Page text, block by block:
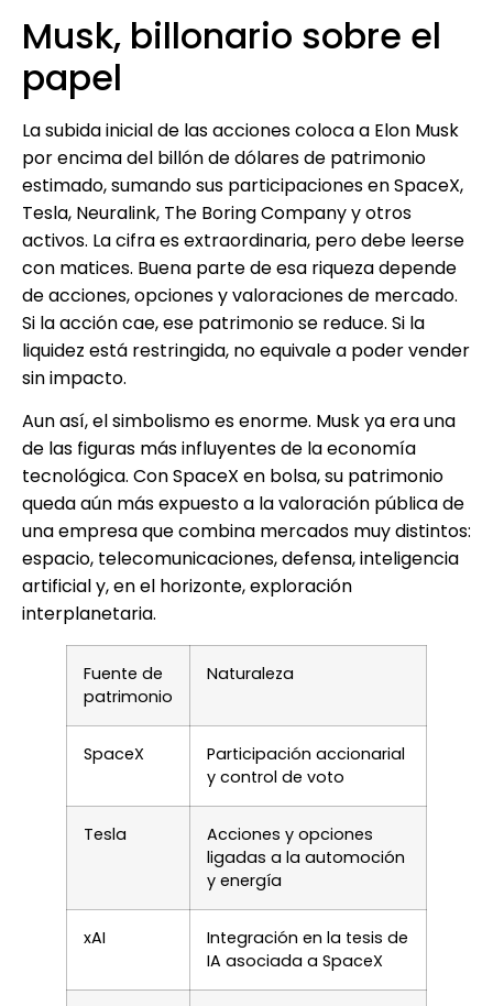
Musk, billonario sobre el
papel
La subida inicial de las acciones coloca a Elon Musk
por encima del billón de dólares de patrimonio
estimado, sumando sus participaciones en SpaceX,
Tesla, Neuralink, The Boring Company y otros
activos. La cifra es extraordinaria, pero debe leerse
con matices. Buena parte de esa riqueza depende
de acciones, opciones y valoraciones de mercado.
Si la acción cae, ese patrimonio se reduce. Si la
liquidez está restringida, no equivale a poder vender
sin impacto.
Aun así, el simbolismo es enorme. Musk ya era una
de las figuras más influyentes de la economía
tecnológica. Con SpaceX en bolsa, su patrimonio
queda aún más expuesto a la valoración pública de
una empresa que combina mercados muy distintos:
espacio, telecomunicaciones, defensa, inteligencia
artificial y, en el horizonte, exploración
interplanetaria.
Fuente de
patrimonio
Naturaleza
SpaceX
Participación accionarial
y control de voto
Tesla
Acciones y opciones
ligadas a la automoción
y energía
xAI
Integración en la tesis de
IA asociada a SpaceX